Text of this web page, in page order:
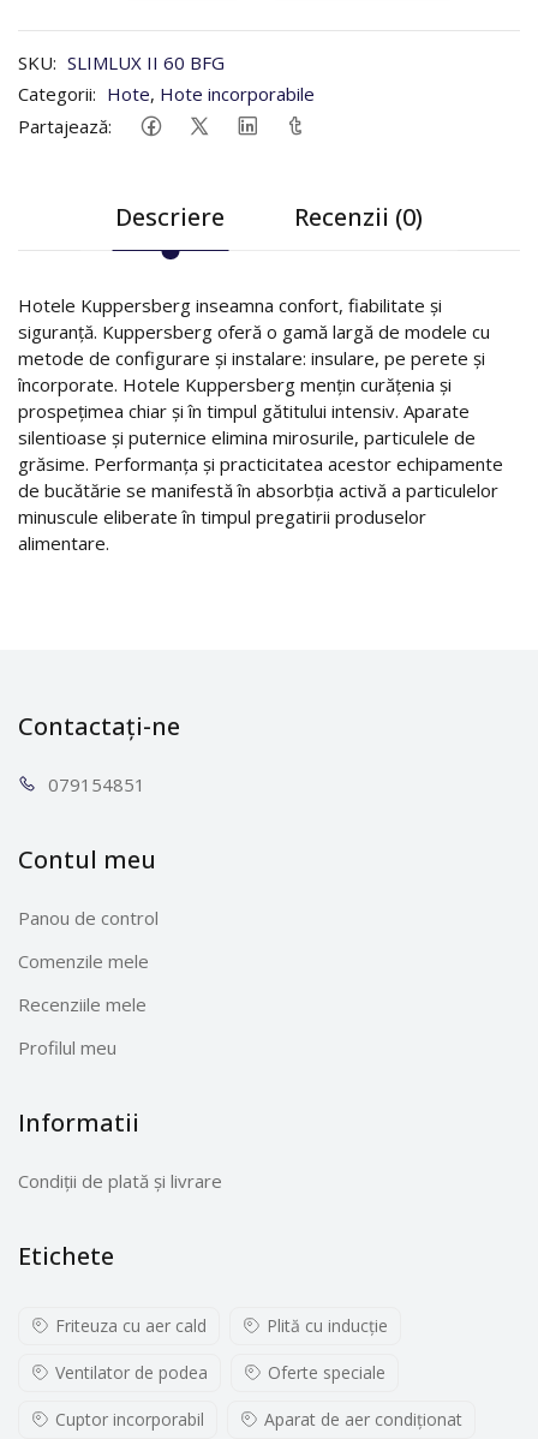
SKU: SLIMLUX II 60 BFG
Categorii: Hote, Hote incorporabile
Partajează:
Descriere Recenzii (0)
Hotele Kuppersberg inseamna confort, fiabilitate și
siguranță. Kuppersberg oferă o gamă largă de modele cu
metode de configurare și instalare: insulare, pe perete și
încorporate. Hotele Kuppersberg mențin curățenia și
prospețimea chiar și în timpul gătitului intensiv. Aparate
silentioase și puternice elimina mirosurile, particulele de
grăsime. Performanța și practicitatea acestor echipamente
de bucătărie se manifestă în absorbția activă a particulelor
minuscule eliberate în timpul pregatirii produselor
alimentare.
Contactați-ne
0791 54851
Contul meu
Panou de control
Comenzile mele
Recenziile mele
Profilul meu
Informatii
Condiții de plată și livrare
Etichete
Friteuza cu aer cald Plită cu inducţie
Ventilator de podea Oferte speciale
Cuptor incorporabil Aparat de aer condiționat